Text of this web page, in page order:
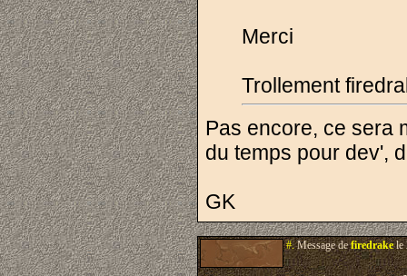
Merci
Trollement
Pas encore, ce sera
du temps pour dev',
GK
#.Message defiredrakele